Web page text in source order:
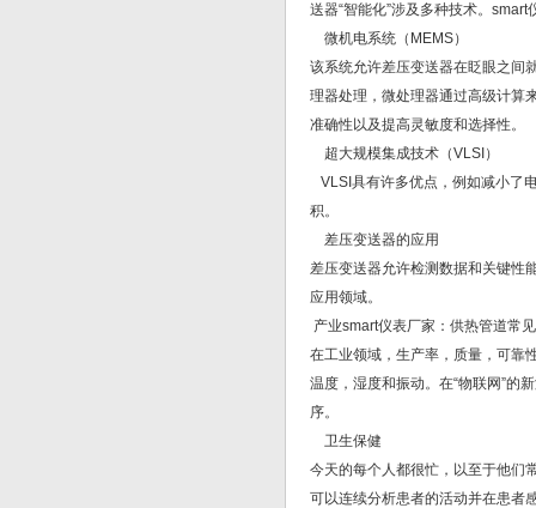
送器“智能化”涉及多种技术。
微机电系统（MEMS）
该系统允许差压变送器在眨眼之间
理器处理，微处理器通过高级计算
准确性以及提高灵敏度和选择性。
超大规模集成技术（VLSI）
VLSI具有许多优点，例如减小了
积。
差压变送器的应用
差压变送器允许检测数据和关键性
应用领域。
产业smart仪表厂家：供热管道常
在工业领域，生产率，质量，可靠
温度，湿度和振动。在“物联网”的
序。
卫生保健
今天的每个人都很忙，以至于他们
可以连续分析患者的活动并在患者